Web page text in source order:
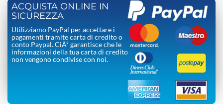
ACQUISTA ONLINE IN
SICUREZZA
Utilizziamo PayPal per accettare i
pagamenti tramite carta di credito o
conto Paypal. CiÃ² garantisce che le
informazioni della tua carta di credito
non vengono condivise con noi.